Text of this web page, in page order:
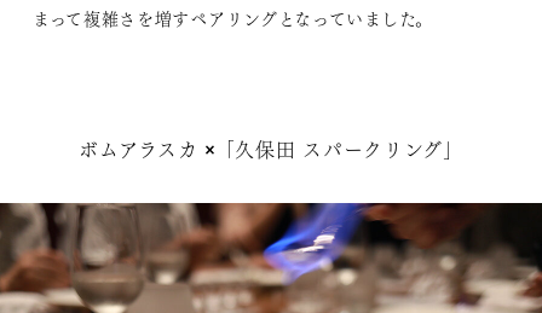
まって複雑さを増すペアリングとなっていました。
ボムアラスカ ×「久保田 スパークリング」